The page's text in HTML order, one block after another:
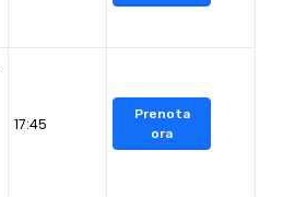
17:45
Prenota
ora